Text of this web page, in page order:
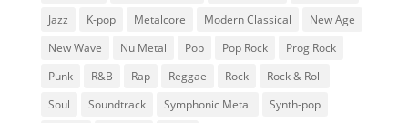
Jazz
K-pop Metalcore Modern Classical
New Age
New Wave
Nu Metal Pop Pop Rock
Prog Rock
Punk
R&B Rap Reggae Rock
Rock & Roll
Soul
Soundtrack Symphonic Metal
Synth-pop